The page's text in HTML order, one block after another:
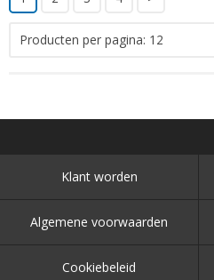
Producten per pagina: 12
Klant worden
Algemene voorwaarden
Cookiebeleid